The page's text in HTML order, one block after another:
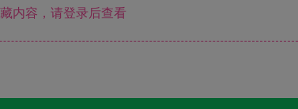
内容，请登录后查看